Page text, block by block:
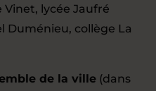
Vinet, lycée Jaufré
Duménieu, collège La
de la ville (dans